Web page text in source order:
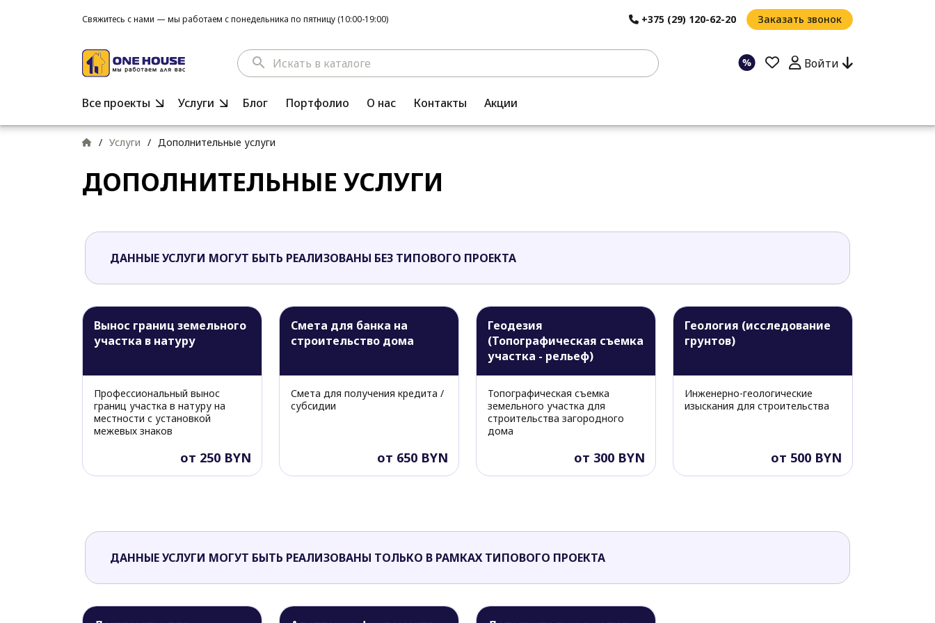
Свяжитесь с нами — мы работаем с понедельника по пятницу (10:00-19:00) +375 (29) 120-62-20 Заказать звонок
search Войти
Все проекты Услуги Блог Портфолио О нас Контакты Акции
/ Услуги / Дополнительные услуги
ДОПОЛНИТЕЛЬНЫЕ УСЛУГИ
ДАННЫЕ УСЛУГИ МОГУТ БЫТЬ РЕАЛИЗОВАНЫ БЕЗ ТИПОВОГО ПРОЕКТА
Вынос границ земельного
участка в натуру
Профессиональный вынос
границ участка в натуру на
местности с установкой
межевых знаков
от 250 BYN
Смета для банка на
строительство дома
Смета для получения кредита /
субсидии
от 650 BYN
Геодезия
(Топографическая съемка
участка - рельеф)
Топографическая съемка
земельного участка для
строительства загородного
дома
от 300 BYN
Геология (исследование
грунтов)
Инженерно-геологические
изыскания для строительства
от 500 BYN
ДАННЫЕ УСЛУГИ МОГУТ БЫТЬ РЕАЛИЗОВАНЫ ТОЛЬКО В РАМКАХ ТИПОВОГО ПРОЕКТА